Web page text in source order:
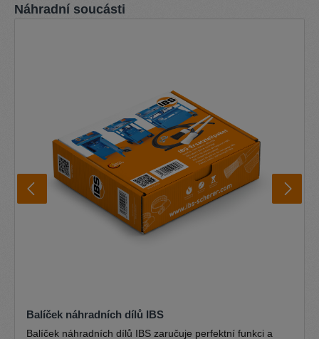
Přeskočit galerii produktů
Náhradní soucásti
Balíček náhradních dílů IBS
Balíček náhradních dílů IBS zaručuje perfektní funkci a